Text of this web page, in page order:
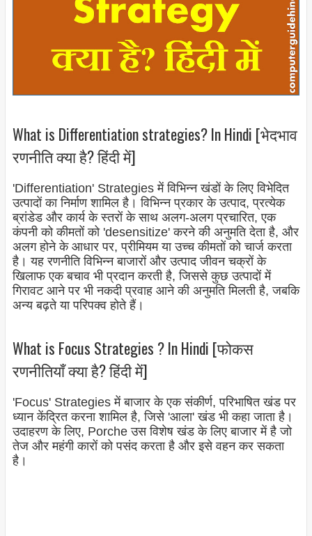
What is Differentiation strategies? In Hindi [भेदभाव
रणनीति क्या है? हिंदी में]
'Differentiation' Strategies में विभिन्न खंडों के लिए विभेदित
उत्पादों का निर्माण शामिल है। विभिन्न प्रकार के उत्पाद, प्रत्येक
ब्रांडेड और कार्य के स्तरों के साथ अलग-अलग प्रचारित, एक
कंपनी को कीमतों को 'desensitize' करने की अनुमति देता है, और
अलग होने के आधार पर, प्रीमियम या उच्च कीमतों को चार्ज करता
है। यह रणनीति विभिन्न बाजारों और उत्पाद जीवन चक्रों के
खिलाफ एक बचाव भी प्रदान करती है, जिससे कुछ उत्पादों में
गिरावट आने पर भी नकदी प्रवाह आने की अनुमति मिलती है, जबकि
अन्य बढ़ते या परिपक्व होते हैं।
What is Focus Strategies ? In Hindi [फोकस
रणनीतियाँ क्या है? हिंदी में]
'Focus' Strategies में बाजार के एक संकीर्ण, परिभाषित खंड पर
ध्यान केंद्रित करना शामिल है, जिसे 'आला' खंड भी कहा जाता है।
उदाहरण के लिए, Porche उस विशेष खंड के लिए बाजार में है जो
तेज और महंगी कारों को पसंद करता है और इसे वहन कर सकता
है।